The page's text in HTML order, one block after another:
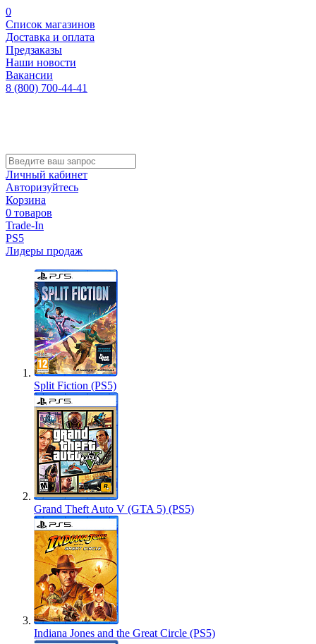
0
Список магазинов
Доставка и оплата
Предзаказы
Наши новости
Вакансии
8 (800) 700-44-41
Личный кабинет
Авторизуйтесь
Корзина
0 товаров
Trade-In
PS5
Лидеры продаж
Split Fiction (PS5)
Grand Theft Auto V (GTA 5) (PS5)
Indiana Jones and the Great Circle (PS5)